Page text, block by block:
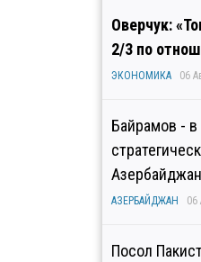
Оверчук:
2/3 по
ЭКОНОМИКА 06
Байрамов -
АЗЕРБАЙДЖАН 06
Посол